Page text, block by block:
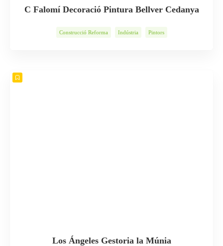
C Falomí Decoració Pintura Bellver Cedanya
Construcció Reforma Indústria Pintors
Los Ángeles Gestoria la Múnia